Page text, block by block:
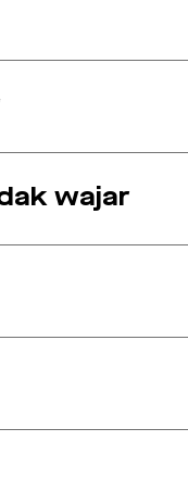
wajar